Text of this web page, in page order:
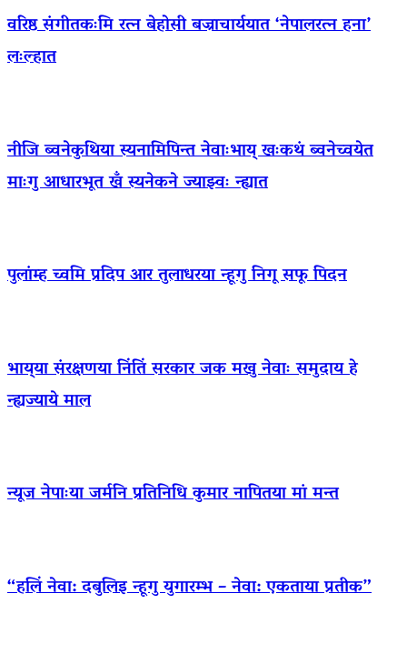
वरिष्ठ संगीतकःमि रत्न बेहोसी बज्राचार्ययात ‘नेपालरत्न हना’
लःल्हात
नीजि ब्वनेकुथिया स्यनामिपिन्त नेवाःभाय् खःकथं ब्वनेच्वयेत
माःगु आधारभूत खँ स्यनेकने ज्याझ्वः न्ह्यात
पुलांम्ह च्वमि प्रदिप आर तुलाधरया न्हूगु निगू सफू पिदन
भाय्‌या संरक्षणया निंतिं सरकार जक मखु नेवाः समुदाय हे
न्ह्यज्याये माल
न्यूज नेपाःया जर्मनि प्रतिनिधि कुमार नापितया मां मन्त
“हलिं नेवा: दबुलिइ न्हूगु युगारम्भ – नेवा: एकताया प्रतीक”